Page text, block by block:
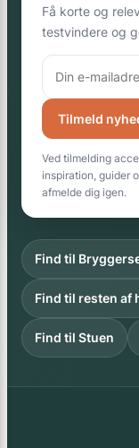
Få korte og
testvindere og
Tilmeld
Ved tilmelding
inspiration, guider
afmelde dig igen.
Find til
Find til resten af
Find til Stuen